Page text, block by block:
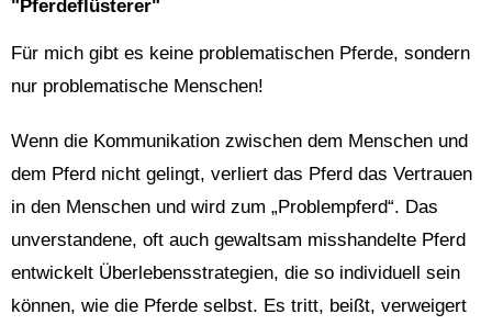
"Pferdeflüsterer"
Für mich gibt es keine problematischen Pferde, sondern
nur problematische Menschen!
Wenn die Kommunikation zwischen dem Menschen und
dem Pferd nicht gelingt, verliert das Pferd das Vertrauen
in den Menschen und wird zum „Problempferd“. Das
unverstandene, oft auch gewaltsam misshandelte Pferd
entwickelt Überlebensstrategien, die so individuell sein
können, wie die Pferde selbst. Es tritt, beißt, verweigert